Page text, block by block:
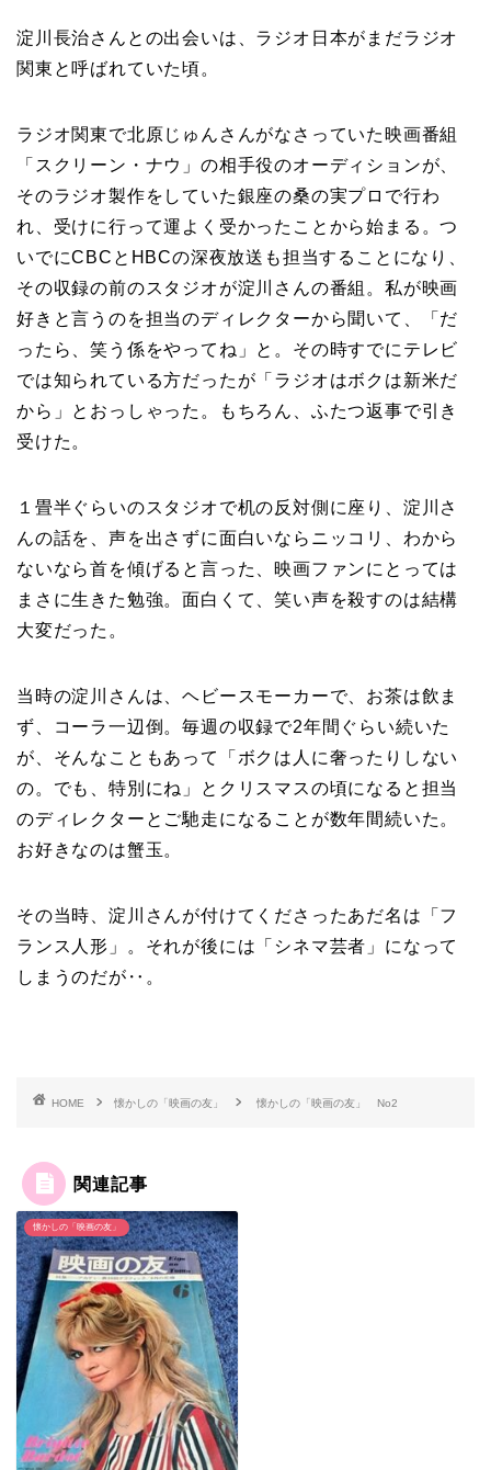
淀川長治さんとの出会いは、ラジオ日本がまだラジオ
関東と呼ばれていた頃。
ラジオ関東で北原じゅんさんがなさっていた映画番組
「スクリーン・ナウ」の相手役のオーディションが、
そのラジオ製作をしていた銀座の桑の実プロで行わ
れ、受けに行って運よく受かったことから始まる。つ
いでにCBCとHBCの深夜放送も担当することになり、
その収録の前のスタジオが淀川さんの番組。私が映画
好きと言うのを担当のディレクターから聞いて、「だ
ったら、笑う係をやってね」と。その時すでにテレビ
では知られている方だったが「ラジオはボクは新米だ
から」とおっしゃった。もちろん、ふたつ返事で引き
受けた。
１畳半ぐらいのスタジオで机の反対側に座り、淀川さ
んの話を、声を出さずに面白いならニッコリ、わから
ないなら首を傾げると言った、映画ファンにとっては
まさに生きた勉強。面白くて、笑い声を殺すのは結構
大変だった。
当時の淀川さんは、ヘビースモーカーで、お茶は飲ま
ず、コーラ一辺倒。毎週の収録で2年間ぐらい続いた
が、そんなこともあって「ボクは人に奢ったりしない
の。でも、特別にね」とクリスマスの頃になると担当
のディレクターとご馳走になることが数年間続いた。
お好きなのは蟹玉。
その当時、淀川さんが付けてくださったあだ名は「フ
ランス人形」。それが後には「シネマ芸者」になって
しまうのだが‥。
HOME 懐かしの「映画の友」 懐かしの「映画の友」 No2
関連記事
懐かしの「映画の友」